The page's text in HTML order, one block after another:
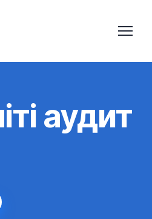
аудит